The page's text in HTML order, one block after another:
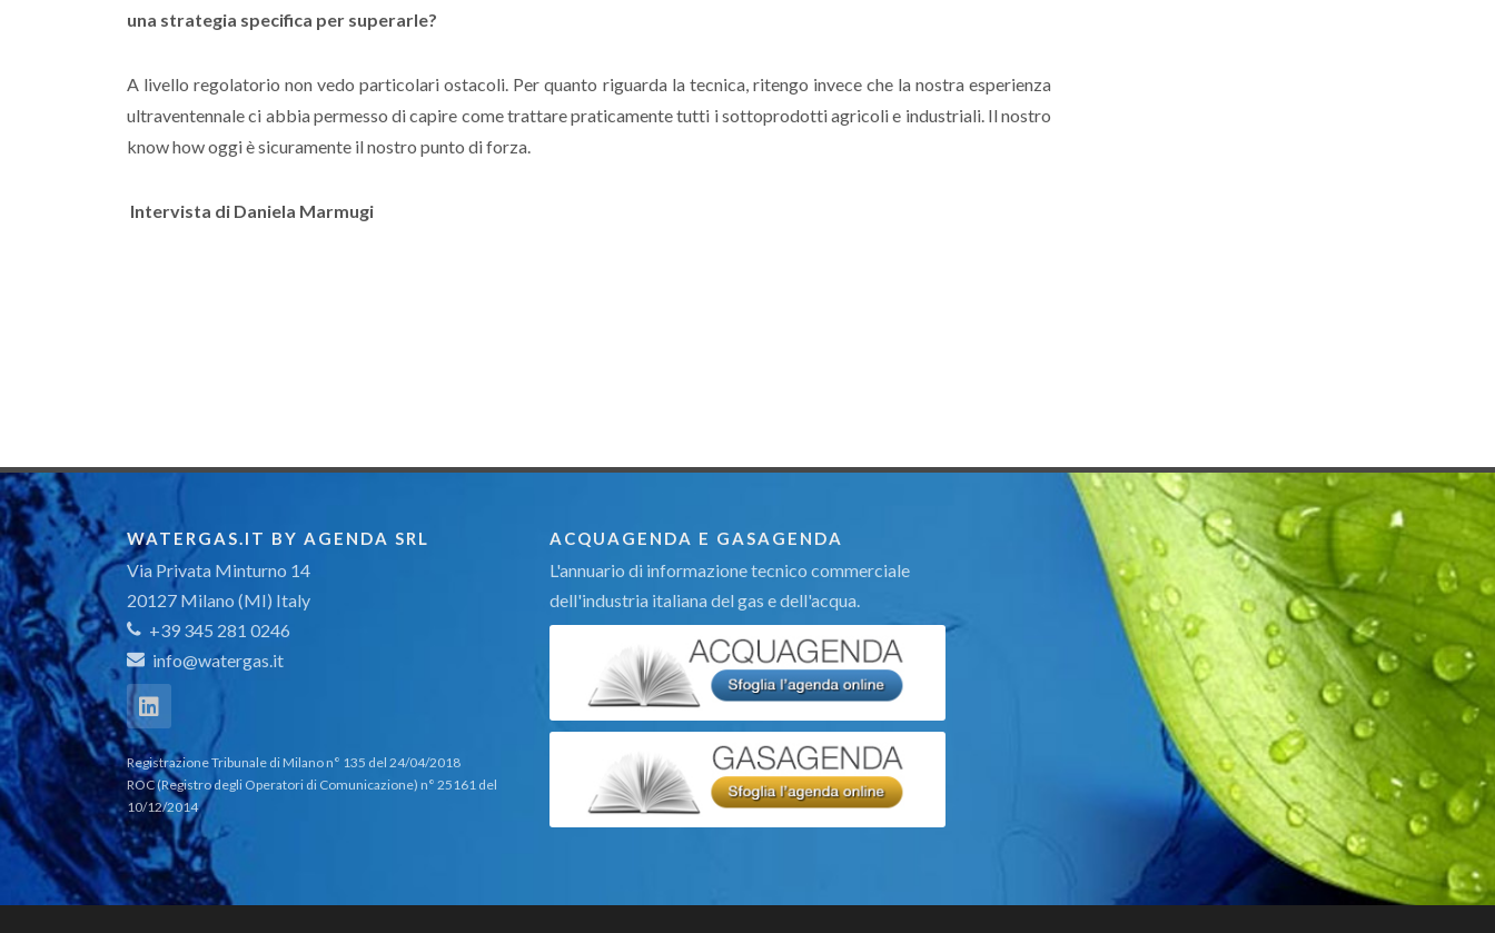
una strategia specifica per superarle?
A livello regolatorio non vedo particolari ostacoli. Per quanto riguarda la tecnica, ritengo invece che la nostra esperienza
ultraventennale ci abbia permesso di capire come trattare praticamente tutti i sottoprodotti agricoli e industriali. Il nostro
know how oggi è sicuramente il nostro punto di forza.
Intervista di Daniela Marmugi
WATERGAS.IT BY AGENDA SRL
Via Privata Minturno 14
20127 Milano (MI) Italy
+39 345 281 0246
info@watergas.it
Registrazione Tribunale di Milano n° 135 del 24/04/2018
ROC (Registro degli Operatori di Comunicazione) n° 25161 del
10/12/2014
ACQUAGENDA E GASAGENDA
L'annuario di informazione tecnico commerciale
dell'industria italiana del gas e dell'acqua.